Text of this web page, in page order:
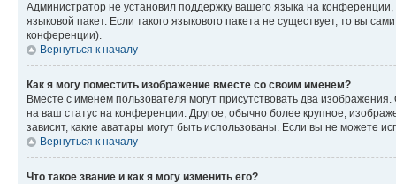
Администратор не установил поддержку вашего языка на
языковой пакет. Если такого языкового пакета не существует, то вы
конференции).
Вернуться к началу
Как я могу поместить изображение вместе со своим именем?
Вместе с именем пользователя могут присутствовать два
на ваш статус на конференции. Другое, обычно более крупное,
зависит, какие аватары могут быть использованы. Если вы не можете
Вернуться к началу
Что такое звание и как я могу изменить его?